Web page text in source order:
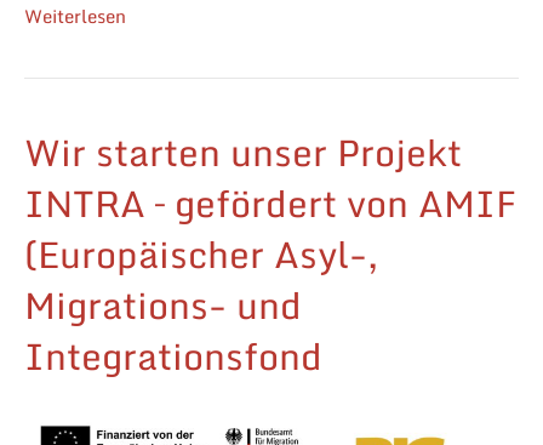
Weiterlesen
Wir starten unser Projekt
INTRA – gefördert von AMIF
(Europäischer Asyl-,
Migrations- und
Integrationsfond